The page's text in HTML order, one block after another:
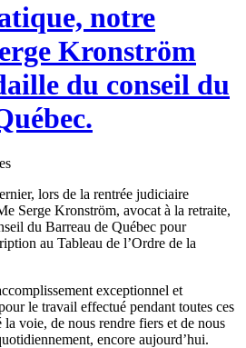
notre
Kronström
du conseil du
lors de la rentrée judiciaire
Serge Kronström, avocat à la retraite,
du Barreau de Québec pour
au Tableau de l’Ordre de la
exceptionnel et
le travail effectué pendant toutes ces
voie, de nous rendre fiers et de nous
encore aujourd’hui.